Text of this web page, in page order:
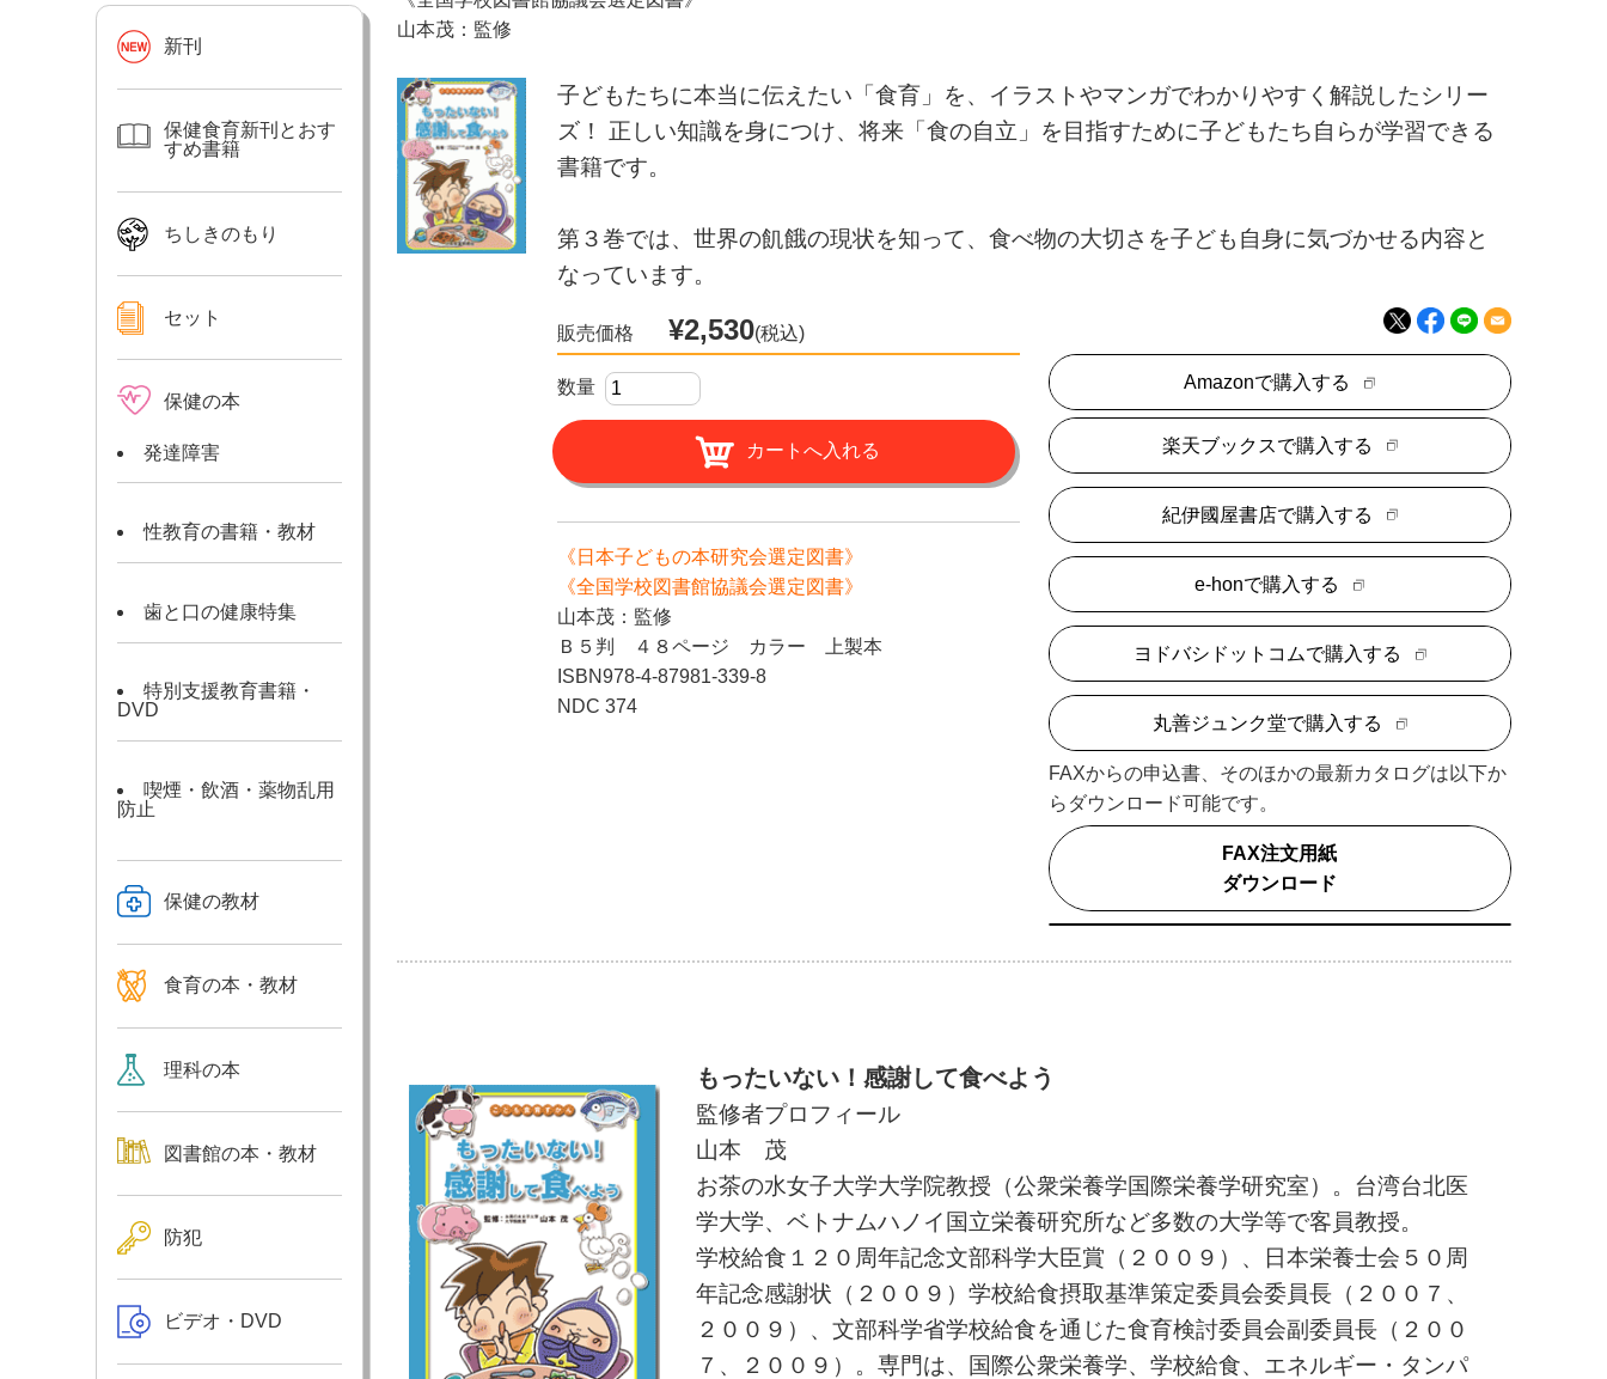
新刊
保健食育新刊とおす
すめ書籍
ちしきのもり
セット
保健の本
発達障害
性教育の書籍・教材
歯と口の健康特集
特別支援教育書籍・
DVD
喫煙・飲酒・薬物乱用
防止
保健の教材
食育の本・教材
理科の本
図書館の本・教材
防犯
ビデオ・DVD
山本茂：監修
子どもたちに本当に伝えたい「食育」を、イラストやマンガでわかりやすく解説したシリー
ズ！ 正しい知識を身につけ、将来「食の自立」を目指すために子どもたち自らが学習できる
書籍です。
第３巻では、世界の飢餓の現状を知って、食べ物の大切さを子ども自身に気づかせる内容と
なっています。
販売価格 ¥2,530(税込)
数量
《日本子どもの本研究会選定図書》
《全国学校図書館協議会選定図書》
山本茂：監修
Ｂ５判 ４８ページ カラー 上製本
ISBN978-4-87981-339-8
NDC 374
Amazonで購入する
楽天ブックスで購入する
紀伊國屋書店で購入する
e-honで購入する
ヨドバシドットコムで購入する
丸善ジュンク堂で購入する
FAXからの申込書、そのほかの最新カタログは以下か
らダウンロード可能です。
FAX注文用紙
ダウンロード
もったいない！感謝して食べよう
監修者プロフィール
山本 茂
お茶の水女子大学大学院教授（公衆栄養学国際栄養学研究室）。台湾台北医
学大学、ベトナムハノイ国立栄養研究所など多数の大学等で客員教授。
学校給食１２０周年記念文部科学大臣賞（２００９）、日本栄養士会５０周
年記念感謝状（２００９）学校給食摂取基準策定委員会委員長（２００７、
２００９）、文部科学省学校給食を通じた食育検討委員会副委員長（２００
７、２００９）。専門は、国際公衆栄養学、学校給食、エネルギー・タンパ